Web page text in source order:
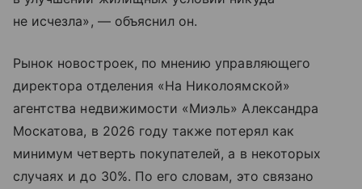
не исчезла», — объяснил он.
Рынок новостроек, по мнению управляющего
директора отделения «На Николоямской»
агентства недвижимости «Миэль» Александра
Москатова, в 2026 году также потерял как
минимум четверть покупателей, а в некоторых
случаях и до 30%. По его словам, это связано